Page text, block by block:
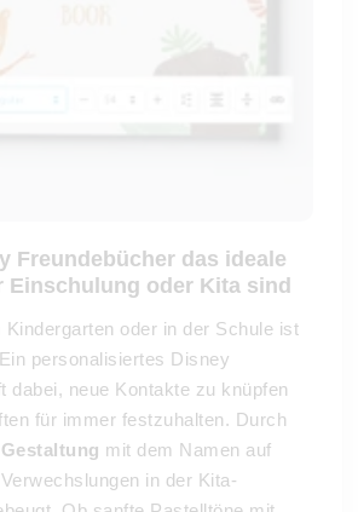
Freundebücher das ideale
Einschulung oder Kita sind
Kindergarten oder in der Schule ist
personalisiertes Disney
dabei, neue Kontakte zu knüpfen
für immer festzuhalten. Durch
mit dem Namen auf
in der Kita-